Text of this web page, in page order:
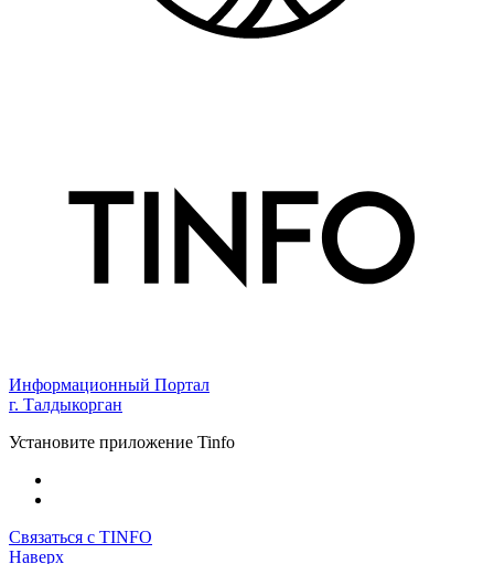
Информационный Портал
г. Талдыкорган
Установите приложение Tinfo
Связаться с TINFO
Наверх